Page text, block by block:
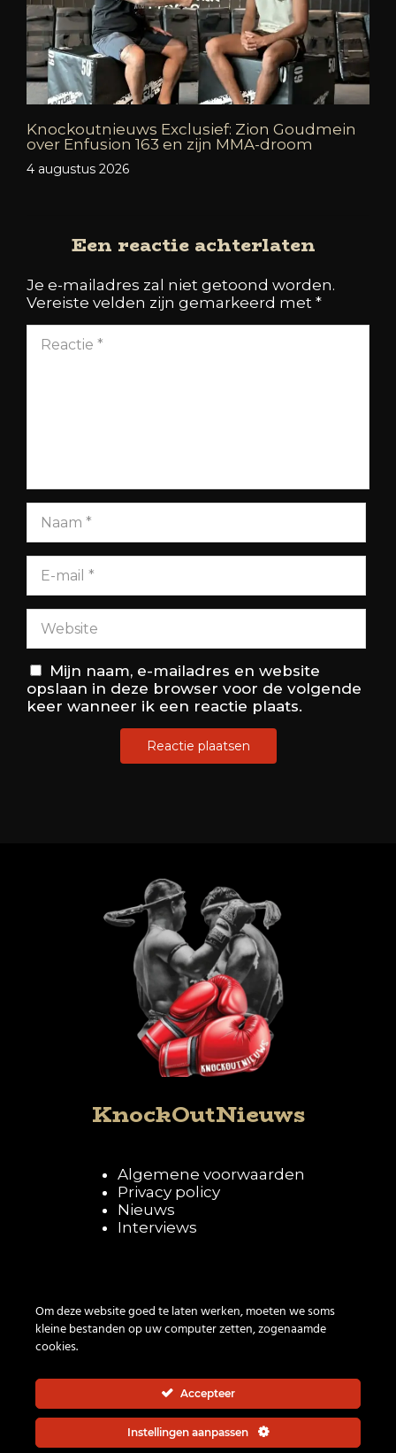
Knockoutnieuws Exclusief: Zion Goudmein
over Enfusion 163 en zijn MMA-droom
4 augustus 2026
Een reactie achterlaten
Je e-mailadres zal niet getoond worden.
Vereiste velden zijn gemarkeerd met *
Mijn naam, e-mailadres en website
opslaan in deze browser voor de volgende
keer wanneer ik een reactie plaats.
KnockOutNieuws
Algemene voorwaarden
Privacy policy
Nieuws
Interviews
© 2026 | All rights reserved
Om deze website goed te laten werken, moeten we soms
kleine bestanden op uw computer zetten, zogenaamde
cookies.
Accepteer
Instellingen aanpassen